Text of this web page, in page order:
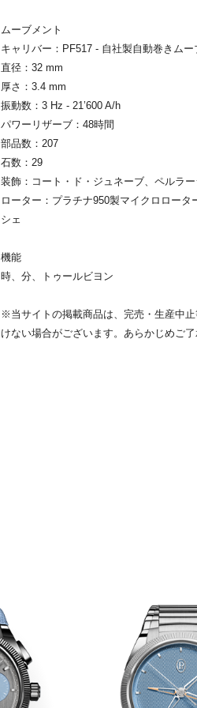
ムーブメント
キャリバー：PF517 - 自社製自動巻きムー
直径：32 mm
厚さ：3.4 mm
振動数：3 Hz - 21’600 A/h
パワーリザーブ：48時間
部品数：207
石数：29
装飾：コート・ド・ジュネーブ、ペルラ
ローター：プラチナ950製マイクロロー
シェ
機能
時、分、トゥールビヨン
※当サイトの掲載商品は、完売・生産中
けない場合がございます。あらかじめご